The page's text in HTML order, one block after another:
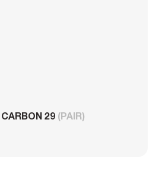
29 (PAIR)